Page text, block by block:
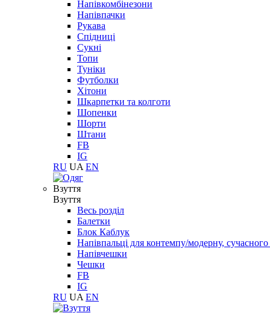
Напівкомбінезони
Напівпачки
Рукава
Спідниці
Сукні
Топи
Туніки
Футболки
Хітони
Шкарпетки та колготи
Шопенки
Шорти
Штани
FB
IG
RU UA EN
Взуття
Взуття
Весь розділ
Балетки
Блок Каблук
Напівпальці для контемпу/модерну,
Напівчешки
Чешки
FB
IG
RU UA EN